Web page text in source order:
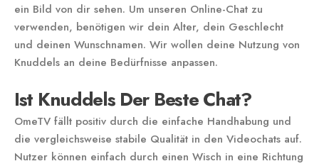
ein Bild von dir sehen. Um unseren Online-Chat zu
verwenden, benötigen wir dein Alter, dein Geschlecht
und deinen Wunschnamen. Wir wollen deine Nutzung von
Knuddels an deine Bedürfnisse anpassen.
Ist Knuddels Der Beste Chat?
OmeTV fällt positiv durch die einfache Handhabung und
die vergleichsweise stabile Qualität in den Videochats auf.
Nutzer können einfach durch einen Wisch in eine Richtung